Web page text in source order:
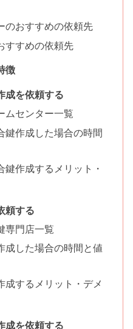
のおすすめの依頼先
すすめの依頼先
徴
成を依頼する
ムセンター一覧
鍵作成した場合の時間
鍵作成するメリット・
頼する
専門店一覧
成した場合の時間と値
成するメリット・デメ
成を依頼する